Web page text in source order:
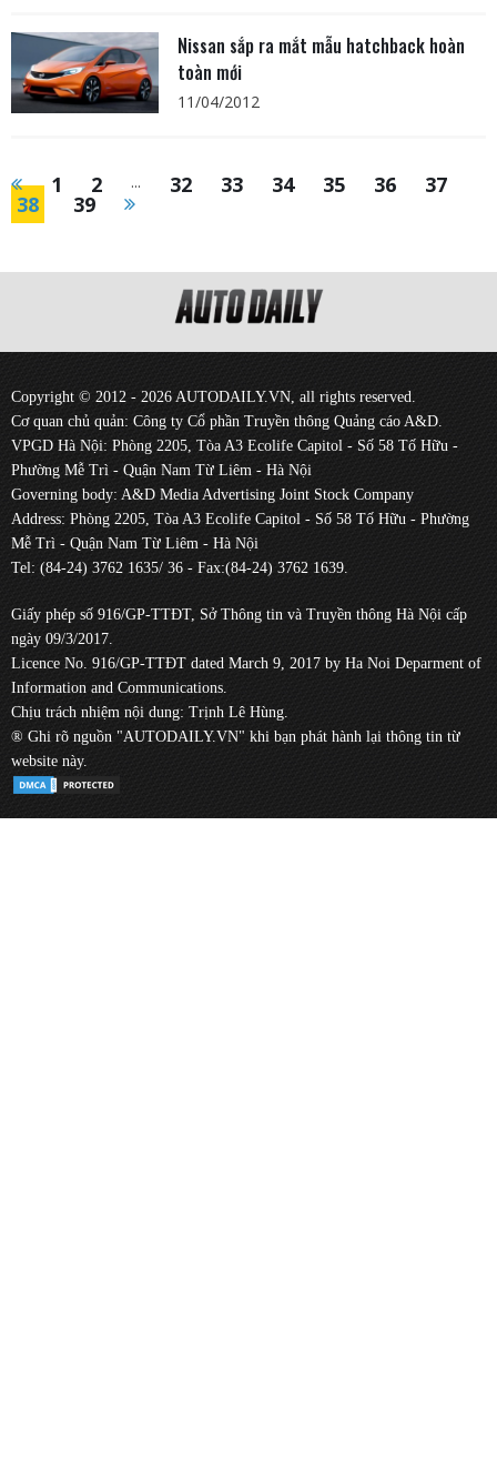
Nissan sắp ra mắt mẫu hatchback hoàn
toàn mới
11/04/2012
1 2 ... 32 33 34 35 36 37
38 39
Copyright © 2012 - 2026 AUTODAILY.VN, all rights reserved.
Cơ quan chủ quản: Công ty Cổ phần Truyền thông Quảng cáo A&D.
VPGD Hà Nội: Phòng 2205, Tòa A3 Ecolife Capitol - Số 58 Tố Hữu -
Phường Mễ Trì - Quận Nam Từ Liêm - Hà Nội
Governing body: A&D Media Advertising Joint Stock Company
Address: Phòng 2205, Tòa A3 Ecolife Capitol - Số 58 Tố Hữu - Phường
Mễ Trì - Quận Nam Từ Liêm - Hà Nội
Tel: (84-24) 3762 1635/ 36 - Fax:(84-24) 3762 1639.
Giấy phép số 916/GP-TTĐT, Sở Thông tin và Truyền thông Hà Nội cấp
ngày 09/3/2017.
Licence No. 916/GP-TTĐT dated March 9, 2017 by Ha Noi Deparment of
Information and Communications.
Chịu trách nhiệm nội dung: Trịnh Lê Hùng.
® Ghi rõ nguồn "AUTODAILY.VN" khi bạn phát hành lại thông tin từ
website này.